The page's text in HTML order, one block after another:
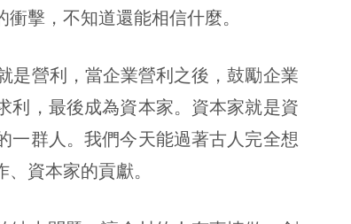
擊，不知道還能相信什麼。
營利，當企業營利之後，鼓勵企業
利，最後成為資本家。資本家就是資
一群人。我們今天能過著古人完全想
資本家的貢獻。